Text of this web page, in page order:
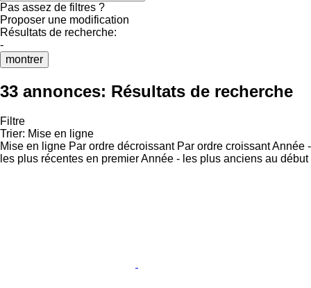
Pas assez de filtres ?
Proposer une modification
Résultats de recherche:
-
montrer
33 annonces: Résultats de recherche
Filtre
Trier: Mise en ligne
Mise en ligne Par ordre décroissant Par ordre croissantAnnée -
les plus récentes en premierAnnée - les plus anciens au début